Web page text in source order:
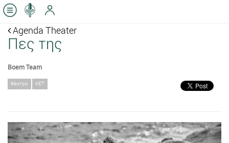
Agenda Theater
Πες της
Boem Team
θέατρο ΚΕΤ
Previous Next